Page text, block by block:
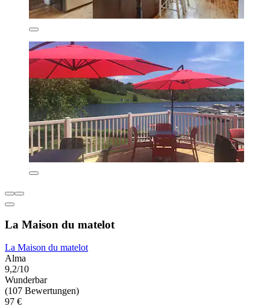
La Maison du matelot
La Maison du matelot
Alma
9,2/10
Wunderbar
(107 Bewertungen)
97 €